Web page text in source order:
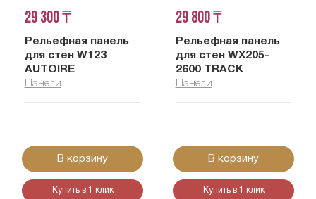
29 300 ₸
Рельефная панель
для стен W123
AUTOIRE
Панели
В корзину
Купить в 1 клик
29 800 ₸
Рельефная панель
для стен WX205-
2600 TRACK
Панели
В корзину
Купить в 1 клик